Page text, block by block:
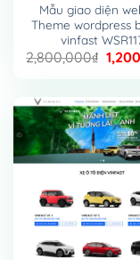
Mẫu giao diện
Theme wordpress
vinfast
2,800,000₫ Giá
gốc